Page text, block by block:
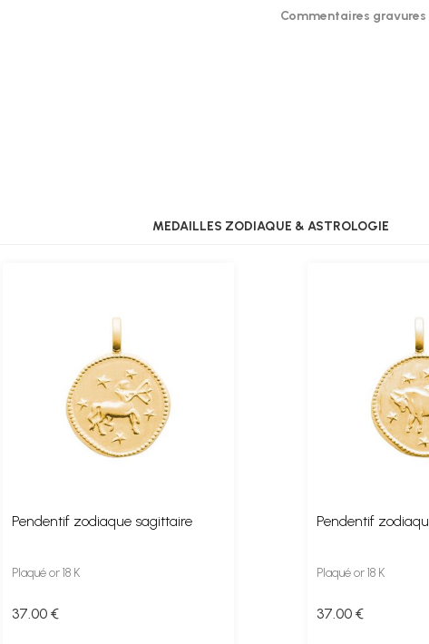
Commentaires gravures
MEDAILLES ZODIAQUE & ASTROLOGIE
Pendentif zodiaque sagittaire
Plaqué or 18 K
37 .00 €
Pendentif
Plaqué or 18 K
37 .00 €